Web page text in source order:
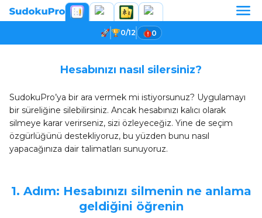
0/12 0
Hesabınızı nasıl silersiniz?
SudokuPro’ya bir ara vermek mi istiyorsunuz? Uygulamayı
bir süreliğine silebilirsiniz. Ancak hesabınızı kalıcı olarak
silmeye karar verirseniz, sizi özleyeceğiz. Yine de seçim
özgürlüğünü destekliyoruz, bu yüzden bunu nasıl
yapacağınıza dair talimatları sunuyoruz.
1. Adım: Hesabınızı silmenin ne anlama
geldiğini öğrenin